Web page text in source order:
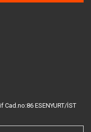
ESENYURT/İST